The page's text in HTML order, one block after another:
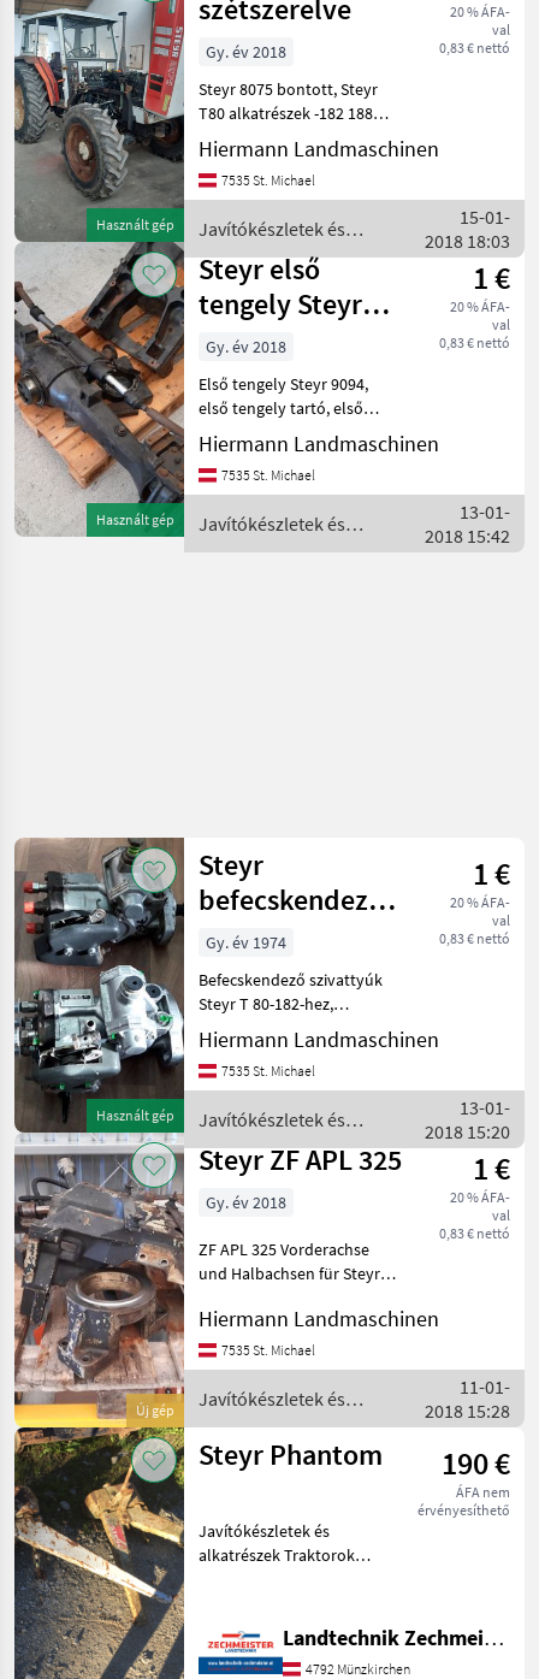
Használt gép
szétszerelve
20 % ÁFA-
val
0,83 € nettó
Gy. év 2018
Steyr 8075 bontott, Steyr
T80 alkatrészek -182 188
190 540 650 760 8000
sorozatú motorok
főtengelyek sebességváltó
Javítókészletek és a
Hiermann Landmaschinen
7535 St. Michael
Javítókészletek és
alkatrészek / Steyr
15-01-
2018 18:03
Használt gép
Steyr első
tengely Steyr
9094
1 €
20 % ÁFA-
val
0,83 € nettó
Gy. év 2018
Első tengely Steyr 9094,
első tengely tartó, első
tengely csapágy, kardán!
Javítókészletek és
alkatrészek Traktorok
Hiermann Landmaschinen
7535 St. Michael
Javítókészletek és
alkatrészek / Steyr
13-01-
2018 15:42
Használt gép
Steyr
befecskendező
szivattyúk
1 €
20 % ÁFA-
val
0,83 € nettó
Gy. év 1974
Befecskendező szivattyúk
Steyr T 80-182-hez,
évfordulós sorozat, plusz
sorozat, 8000-es sorozat,
9000-es sorozat
alkatrészek Traktorok
pótalkatré
Hiermann Landmaschinen
7535 St. Michael
Javítókészletek és
alkatrészek / Steyr
13-01-
2018 15:20
Új gép
Steyr ZF APL 325 1 €
20 % ÁFA-
val
0,83 € nettó
Gy. év 2018
ZF APL 325 Vorderachse
und Halbachsen für Steyr
alkatrészek Traktorok
pótalkatrészei
Hiermann Landmaschinen
7535 St. Michael
Javítókészletek és
alkatrészek / Steyr
11-01-
2018 15:28
Steyr Phantom 190 €
ÁFA nem
érvényesíthető
Javítókészletek és
alkatrészek Traktorok
Landtechnik Zechmeister GmbH & Co KG
4792 Münzkirchen